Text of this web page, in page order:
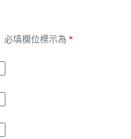
必填欄位標示為 *